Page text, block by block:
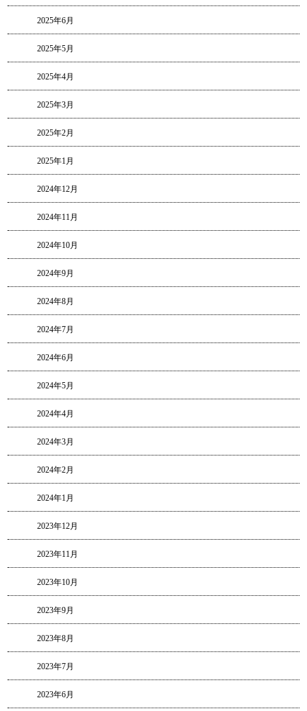
2025年6月
2025年5月
2025年4月
2025年3月
2025年2月
2025年1月
2024年12月
2024年11月
2024年10月
2024年9月
2024年8月
2024年7月
2024年6月
2024年5月
2024年4月
2024年3月
2024年2月
2024年1月
2023年12月
2023年11月
2023年10月
2023年9月
2023年8月
2023年7月
2023年6月